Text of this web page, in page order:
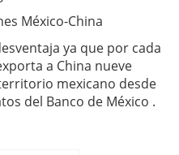
México-China
ya que por cada
a China nueve
mexicano desde
del Banco de México .